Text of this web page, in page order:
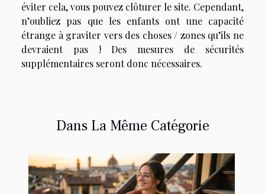
éviter cela, vous pouvez clôturer le site. Cependant,
n’oubliez pas que les enfants ont une capacité
étrange à graviter vers des choses / zones qu’ils ne
devraient pas ! Des mesures de sécurités
supplémentaires seront donc nécessaires.
Dans La Même Catégorie